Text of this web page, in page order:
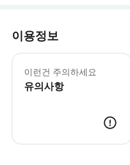
이용정보
이런건 주의하세요
유의사항